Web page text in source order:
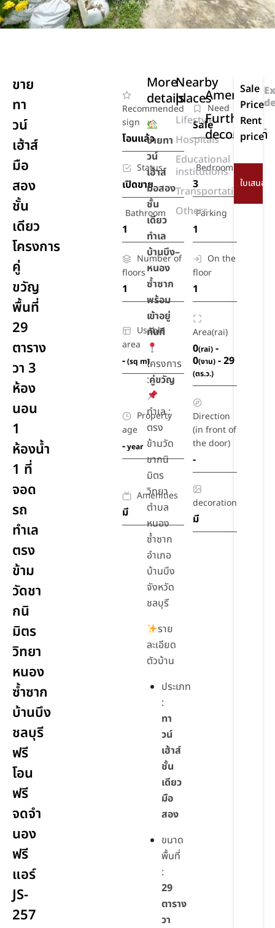
ขาย
ทา
วน์
เฮ้าส์
มือ
สอง
ชั้น
เดียว
โครงการ
คู่
ขวัญ
พื้นที่
29
ตาราง
วา 3
ห้อง
นอน
1
ห้องน้ำ
1 ที่
จอด
รถ
ทำเล
ตรง
ข้าม
วัดชา
กนิ
มิตร
วิทยา
หนอง
ซ้ำซาก
บ้านบึง
ชลบุรี
ฟรี
โอน
ฟรี
จดจำ
นอง
ฟรี
แอร์
JS-
257
Recommended
sign
โอนแล้ว
Need
Sale
Status
เปิดขาย
Bedroom
3
Bathroom
1
Parking
1
Number of
floors
1
On the
floor
1
Usable
area
-(sq m)
Area(rai)
0(rai)-
0(งาน)- 29
(ตร.ว.)
Property
age
-year
Direction
(in front of
the door)
-
Amenities
มี
decoration
มี
More
details
ขายทา
วน์
เฮ้าส์
มือสอง
ชั้น
เดียว
ทำเล
บ้านบึง–
หนอง
ซ้ำซาก
พร้อม
เข้าอยู่
ทันที
โครงการ
:คู่ขวัญ
ทำเล :
ตรง
ข้ามวัด
ชากนิ
มิตร
วิทยา
ตำบล
หนอง
ซ้ำซาก
อำเภอ
บ้านบึง
จังหวัด
ชลบุรี
ราย
ละเอียด
ตัวบ้าน
ประเภท
:
ทา
วน์
เฮ้าส์
ชั้น
เดียว
มือ
สอง
ขนาด
พื้นที่
:
29
ตาราง
วา
Nearby
places
Lifestyle
Hospitals
Educational
institutions
Transportation
Others
Amenities
Further
decoration
Sale
Price
Rent
price
-